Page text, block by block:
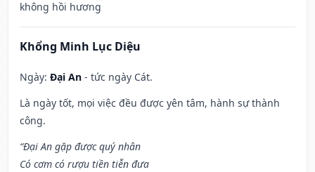
không hồi hương
Khổng Minh Lục Diệu
Ngày: Đại An - tức ngày Cát.
Là ngày tốt, mọi việc đều được yên tâm, hành sự thành
công.
“Đại An gặp được quý nhân
Có cơm có rượu tiền tiễn đưa